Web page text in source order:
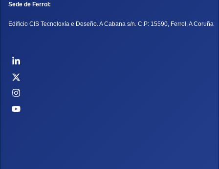
Sede de Ferrol:
Edificio CIS Tecnoloxía e Deseño. A Cabana s/n. C.P: 15590, Ferrol, A Coruña